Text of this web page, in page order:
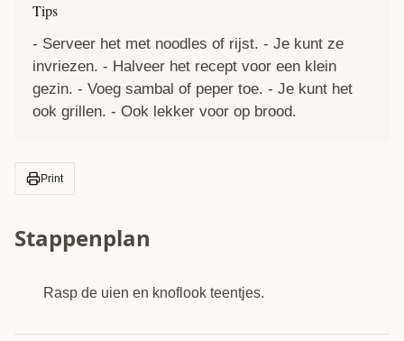
Tips
- Serveer het met noodles of rijst. - Je kunt ze
invriezen. - Halveer het recept voor een klein
gezin. - Voeg sambal of peper toe. - Je kunt het
ook grillen. - Ook lekker voor op brood.
Print
Stappenplan
Rasp de uien en knoflook teentjes.